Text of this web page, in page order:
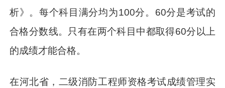
析》。每个科目满分均为100分。60分是考试的
合格分数线。只有在两个科目中都取得60分以上
的成绩才能合格。
在河北省，二级消防工程师资格考试成绩管理实